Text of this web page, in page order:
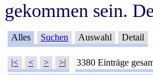
gekommen sein.
Alles Suchen Auswahl Detail
|< < > >| 3380 Einträge